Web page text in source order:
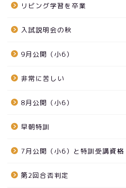
リビング学習を卒業
入試説明会の秋
9月公開（小6）
非常に苦しい
8月公開（小6）
早朝特訓
7月公開（小6）と特訓受講資格
第2回合否判定